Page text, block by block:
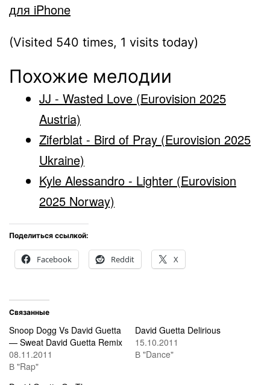
для iPhone
(Visited 540 times, 1 visits today)
Похожие мелодии
JJ - Wasted Love (Eurovision 2025
Austria)
Ziferblat - Bird of Pray (Eurovision 2025
Ukraine)
Kyle Alessandro - Lighter (Eurovision
2025 Norway)
Поделиться ссылкой:
Facebook Reddit X
Связанные
Snoop Dogg Vs David Guetta
— Sweat David Guetta Remix
08.11.2011
В "Rap"
David Guetta Delirious
15.10.2011
В "Dance"